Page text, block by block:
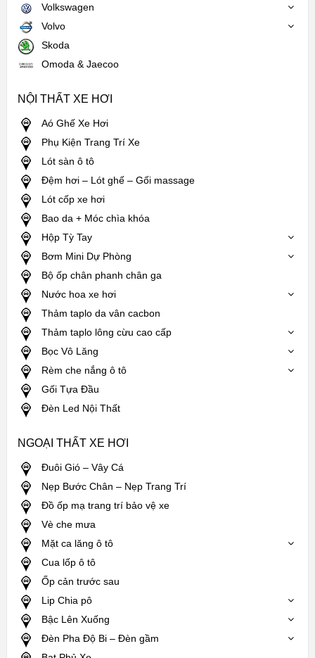
Volkswagen
Volvo
Skoda
Omoda & Jaecoo
NỘI THẤT XE HƠI
Aó Ghế Xe Hơi
Phụ Kiện Trang Trí Xe
Lót sàn ô tô
Đệm hơi – Lót ghế – Gối massage
Lót cốp xe hơi
Bao da + Móc chìa khóa
Hộp Tỳ Tay
Bơm Mini Dự Phòng
Bộ ốp chân phanh chân ga
Nước hoa xe hơi
Thảm taplo da vân cacbon
Thảm taplo lông cừu cao cấp
Bọc Vô Lăng
Rèm che nắng ô tô
Gối Tựa Đầu
Đèn Led Nội Thất
NGOẠI THẤT XE HƠI
Đuôi Gió – Vây Cá
Nẹp Bước Chân – Nẹp Trang Trí
Đồ ốp mạ trang trí bảo vệ xe
Vè che mưa
Mặt ca lăng ô tô
Cua lốp ô tô
Ốp cản trước sau
Lip Chia pô
Bậc Lên Xuống
Đèn Pha Độ Bi – Đèn gầm